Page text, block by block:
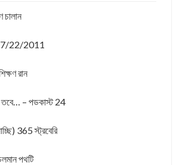
চালান
7/22/2011
রান
তবে… – পডকাস্ট 24
365 স্ট্রবেরি
পথটি